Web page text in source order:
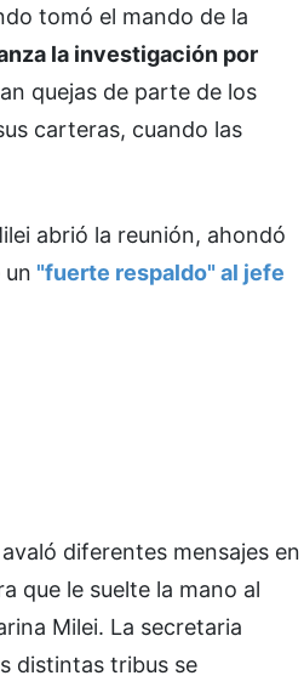
tomó el mando de la
la investigación por
quejas de parte de los
carteras, cuando las
abrió la reunión, ahondó
un "fuerte respaldo" al jefe
diferentes mensajes en
que le suelte la mano al
Milei. La secretaria
distintas tribus se